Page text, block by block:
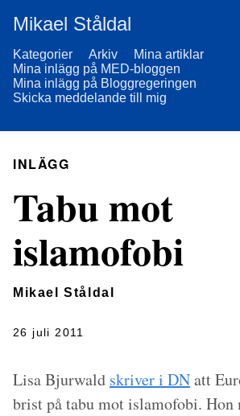
Mikael Ståldal
Kategorier Arkiv
Mina artiklar
Mina inlägg på MED-bloggen
Mina inlägg på Bloggregeringen
Skicka meddelande till mig
INLÄGG
Tabu mot
islamofobi
Mikael Ståldal
26 juli 2011
Lisa Bjurwald skriver i DNatt
brist på tabu mot islamofobi. Hon